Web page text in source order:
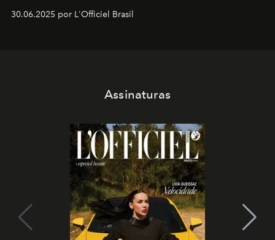
30.06.2025 por L'Officiel Brasil
Assinaturas